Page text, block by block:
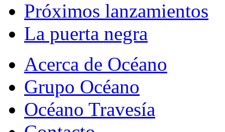
Próximos lanzamientos
La puerta negra
Acerca de Océano
Grupo Océano
Océano Travesía